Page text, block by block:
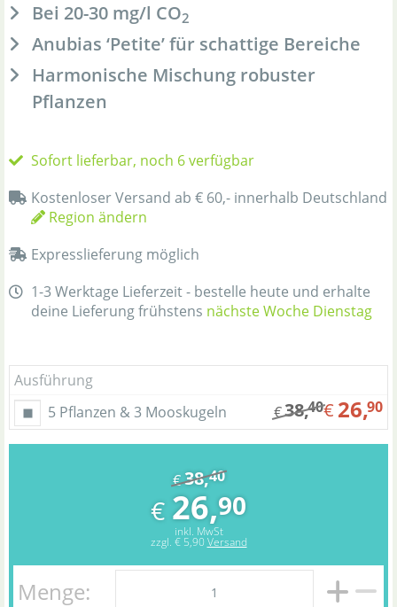
Bei 20-30 mg/l CO2
Anubias ‘Petite’ für schattige Bereiche
Harmonische Mischung robuster
Pflanzen
Sofort lieferbar, noch 6 verfügbar
Kostenloser Versand ab € 60,- innerhalb Deutschland
Region ändern
Expresslieferung möglich
1-3 Werktage Lieferzeit - bestelle heute und erhalte
deine Lieferung frühstens nächste Woche Dienstag
Ausführung
5 Pflanzen & 3 Mooskugeln
€38,40€ 26,90
€38,40
€ 26,90
inkl. MwSt
zzgl. € 5,90 Versand
Menge: